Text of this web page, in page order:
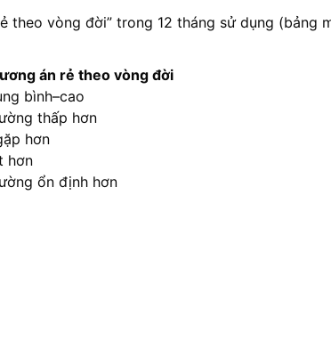
theo vòng đời” trong 12 tháng sử dụng (bảng
án rẻ theo vòng đời
bình–cao
thấp hơn
hơn
hơn
ổn định hơn